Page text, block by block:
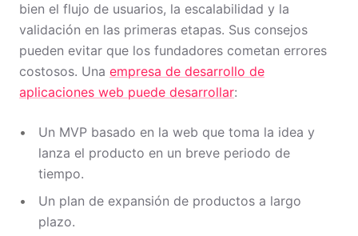
bien el flujo de usuarios, la escalabilidad y la
validación en las primeras etapas. Sus consejos
pueden evitar que los fundadores cometan errores
costosos. Una empresa de desarrollo de
aplicaciones web puede desarrollar:
Un MVP basado en la web que toma la idea y
lanza el producto en un breve periodo de
tiempo.
Un plan de expansión de productos a largo
plazo.